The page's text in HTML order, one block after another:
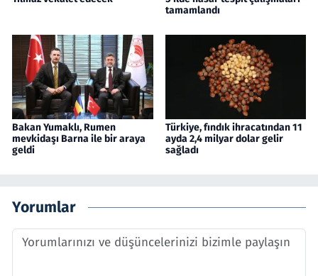
tamamlandı
Bakan Yumaklı, Rumen
mevkidaşı Barna ile bir araya
geldi
Türkiye, fındık ihracatından 11
ayda 2,4 milyar dolar gelir
sağladı
Yorumlar